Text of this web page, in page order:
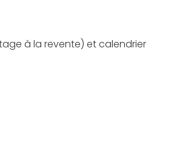
à la revente) et calendrier